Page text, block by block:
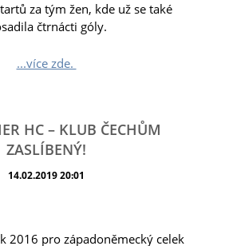
za tým žen, kde už se také
čtrnácti góly.
...více zde.
HC – KLUB ČECHŮM
ZASLÍBENÝ!
14.02.2019 20:01
2016 pro západoněmecký celek